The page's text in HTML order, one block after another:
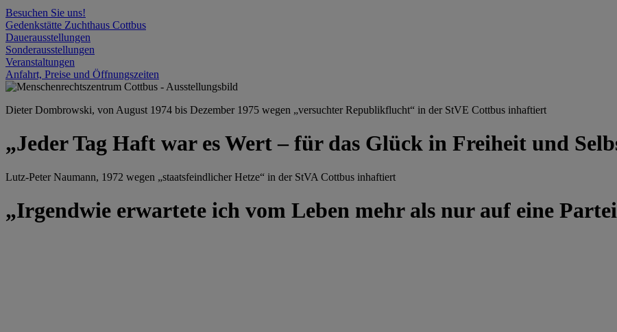
Besuchen Sie uns!
Gedenkstätte Zuchthaus Cottbus
Dauerausstellungen
Sonderausstellungen
Veranstaltungen
Anfahrt, Preise und Öffnungszeiten
Dieter Dombrowski, von August 1974 bis Dezember 1975 wegen „versuchter Republikflucht“ in der StVE Cottbus inhaftiert
„Jeder Tag Haft war es Wert – für das Glück in Freiheit und
Lutz-Peter Naumann, 1972 wegen „staatsfeindlicher Hetze“ in der StVA Cottbus inhaftiert
„Irgendwie erwartete ich vom Leben mehr als nur auf eine